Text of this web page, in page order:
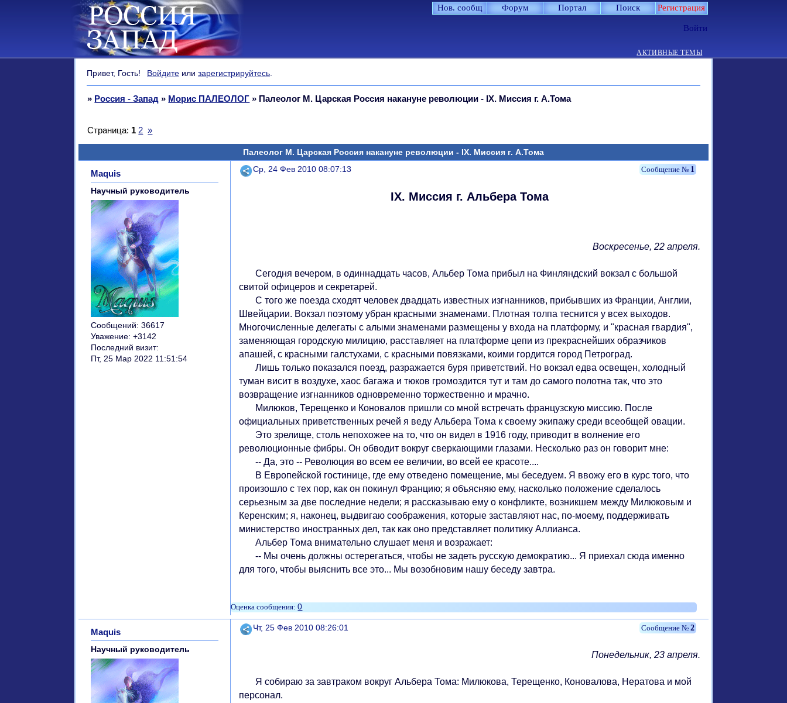
Нов. сообщ Форум Портал Поиск Регистрация
Войти
АКТИВНЫЕ ТЕМЫ
Привет, Гость! Войдите илизарегистрируйтесь.
» Россия - Запад » Морис ПАЛЕОЛОГ » Палеолог М. Царская Россия накануне революции - IX. Миссия г. А.Тома
Палеолог М. Царская Россия накануне революции - IX. Миссия г. А.Тома
Страница: 1 2 »
Поделиться 1
Ср, 24 Фев 2010 08:07:13
Maquis
Научный руководитель
Сообщений: 36617
Уважение: +3142
Последний визит:
Пт, 25 Мар 2022 11:51:54
IX. Миссия г. Альбера Тома
Воскресенье, 22 апреля.
Сегодня вечером, в одиннадцать часов, Альбер Тома прибыл на Финляндский вокзал с большой
свитой офицеров и секретарей.
С того же поезда сходят человек двадцать известных изгнанников, прибывших из Франции, Англии,
Швейцарии. Вокзал поэтому убран красными знаменами. Плотная толпа теснится у всех выходов.
Многочисленные делегаты с алыми знаменами размещены у входа на платформу, и "красная гвардия",
заменяющая городскую милицию, расставляет на платформе цепи из прекраснейших образчиков
апашей, с красными галстухами, с красными повязками, коими гордится город Петроград.
Лишь только показался поезд, разражается буря приветствий. Но вокзал едва освещен, холодный
туман висит в воздухе, хаос багажа и тюков громоздится тут и там до самого полотна так, что это
возвращение изгнанников одновременно торжественно и мрачно.
Милюков, Терещенко и Коновалов пришли со мной встречать французскую миссию. После
официальных приветственных речей я веду Альбера Тома к своему экипажу среди всеобщей овации.
Это зрелище, столь непохожее на то, что он видел в 1916 году, приводит в волнение его
революционные фибры. Он обводит вокруг сверкающими глазами. Несколько раз он говорит мне:
-- Да, это -- Революция во всем ее величии, во всей ее красоте....
В Европейской гостинице, где ему отведено помещение, мы беседуем. Я ввожу его в курс того, что
произошло с тех пор, как он покинул Францию; я объясняю ему, насколько положение сделалось
серьезным за две последние недели; я рассказываю ему о конфликте, возникшем между Милюковым и
Керенским; я, наконец, выдвигаю соображения, которые заставляют нас, по-моему, поддерживать
министерство иностранных дел, так как оно представляет политику Аллианса.
Альбер Тома внимательно слушает меня и возражает:
-- Мы очень должны остерегаться, чтобы не задеть русскую демократию... Я приехал сюда именно
для того, чтобы выяснить все это... Мы возобновим нашу беседу завтра.
0
Поделиться 2
Чт, 25 Фев 2010 08:26:01
Maquis
Научный руководитель
Понедельник, 23 апреля.
Я собираю за завтраком вокруг Альбера Тома: Милюкова, Терещенко, Коновалова, Нератова и мой
персонал.